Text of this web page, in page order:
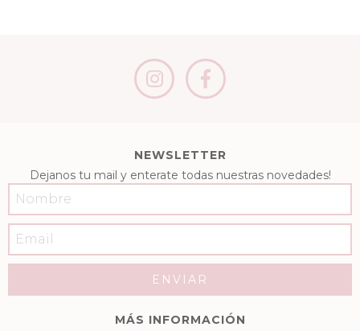
NEWSLETTER
Dejanos tu mail y enterate todas nuestras novedades!
MÁS INFORMACIÓN